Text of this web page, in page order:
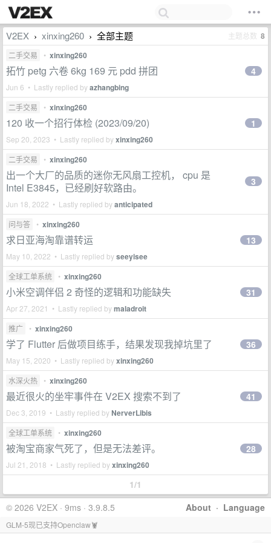
V2EX › xinxing260 › 全部主题 主题总数 8
二手交易 • xinxing260
拓竹 petg 六卷 6kg 169 元 pdd 拼团
Jun 6 • Lastly replied byazhangbing
4
二手交易 • xinxing260
120 收一个招行体检 (2023/09/20)
Sep 20, 2023 • Lastly replied byxinxing260
1
二手交易 • xinxing260
出一个大厂的品质的迷你无风扇工控机， cpu 是
Intel E3845，已经刷好软路由。
Jun 18, 2022 • Lastly replied byanticipated
3
问与答 • xinxing260
求日亚海淘靠谱转运
May 10, 2022 • Lastly replied byseeyisee
13
全球工单系统 • xinxing260
小米空调伴侣 2 奇怪的逻辑和功能缺失
Apr 27, 2021 • Lastly replied bymaladroit
31
推广 • xinxing260
学了 Flutter 后做项目练手，结果发现我掉坑里了
May 15, 2020 • Lastly replied byxinxing260
36
水深火热 • xinxing260
最近很火的坐牢事件在 V2EX 搜索不到了
Dec 3, 2019 • Lastly replied byNerverLibis
41
全球工单系统 • xinxing260
被淘宝商家气死了，但是无法差评。
Jul 21, 2018 • Lastly replied byxinxing260
28
1/1
About · Language
© 2026 V2EX · 9ms · 3.9.8.5
GLM-5现已支持Openclaw🦞